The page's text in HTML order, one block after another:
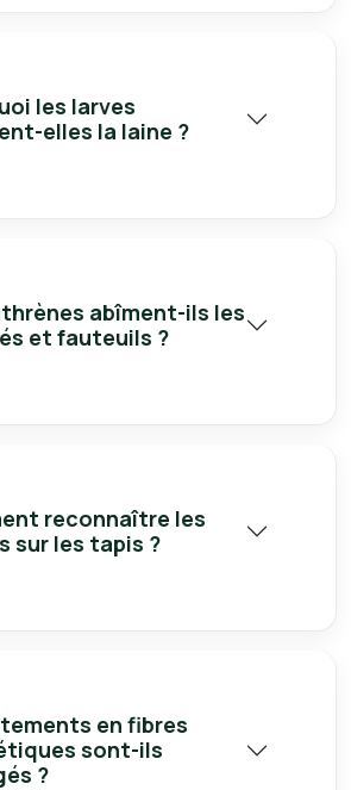
les larves
elles la laine ?
abîment-ils les
et fauteuils ?
reconnaître les
sur les tapis ?
en fibres
sont-ils
?